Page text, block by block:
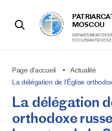
MOSCOU
DÉPARTEMENT DES
ECCLÉSIASTIQUES
Page d'accueil
Actualité
La délégation de l’Église
La délégation
orthodoxe